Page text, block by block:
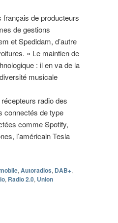
de producteurs
de gestions
et Spedidam, d’autre
« Le maintien de
: il en va de la
musicale
radio des
connectés de type
comme Spotify,
l’américain Tesla
,Autoradios, DAB+,
, Radio 2.0, Union